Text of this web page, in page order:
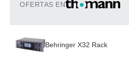
OFERTAS EN
Behringer X32 Rack